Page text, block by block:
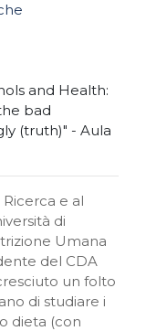
and Health:
bad
(truth)" - Aula
e al
di
Umana
del CDA
un folto
di studiare i
dieta (con